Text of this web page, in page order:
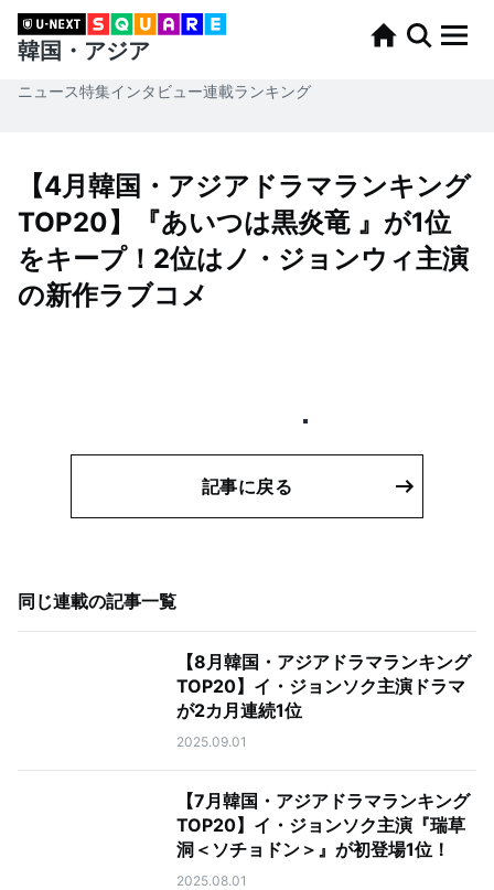
韓国・アジア
ニュース特集インタビュー連載ランキング
【4月韓国・アジアドラマランキング
TOP20】『あいつは黒炎竜 』が1位
をキープ！2位はノ・ジョンウィ主演
の新作ラブコメ
記事に戻る
同じ連載の記事一覧
【8月韓国・アジアドラマランキング
TOP20】イ・ジョンソク主演ドラマ
が2カ月連続1位
2025.09.01
【7月韓国・アジアドラマランキング
TOP20】イ・ジョンソク主演『瑞草
洞＜ソチョドン＞』が初登場1位！
2025.08.01